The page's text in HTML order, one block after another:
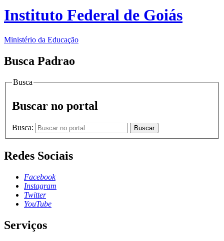
Instituto Federal de Goiás
Ministério da Educação
Busca Padrao
Busca
Buscar no portal
Busca: Buscar
Redes Sociais
Facebook
Instagram
Twitter
YouTube
Serviços